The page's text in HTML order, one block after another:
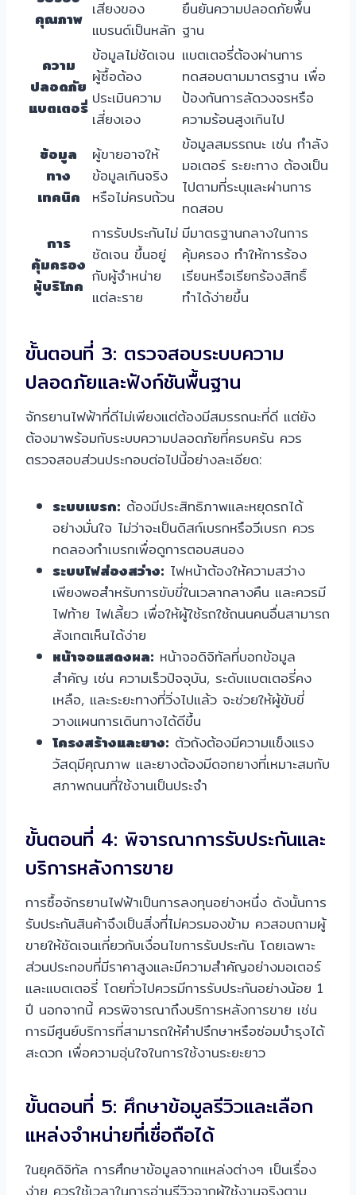
คุณภาพ เสียงของ
แบรนด์เป็นหลัก
ยืนยันความปลอดภัยพื้น
ฐาน
ความ
ปลอดภัย
แบตเตอรี่
ข้อมูลไม่ชัดเจน
ผู้ซื้อต้อง
ประเมินความ
เสี่ยงเอง
แบตเตอรี่ต้องผ่านการ
ทดสอบตามมาตรฐาน เพื่อ
ป้องกันการลัดวงจรหรือ
ความร้อนสูงเกินไป
ข้อมูล
ทาง
เทคนิค
ผู้ขายอาจให้
ข้อมูลเกินจริง
หรือไม่ครบถ้วน
ข้อมูลสมรรถนะ เช่น กำลัง
มอเตอร์ ระยะทาง ต้องเป็น
ไปตามที่ระบุและผ่านการ
ทดสอบ
การ
คุ้มครอง
ผู้บริโภค
การรับประกันไม่
ชัดเจน ขึ้นอยู่
กับผู้จำหน่าย
แต่ละราย
มีมาตรฐานกลางในการ
คุ้มครอง ทำให้การร้อง
เรียนหรือเรียกร้องสิทธิ์
ทำได้ง่ายขึ้น
ขั้นตอนที่ 3: ตรวจสอบระบบความ
ปลอดภัยและฟังก์ชันพื้นฐาน
จักรยานไฟฟ้าที่ดีไม่เพียงแต่ต้องมีสมรรถนะที่ดี แต่ยัง
ต้องมาพร้อมกับระบบความปลอดภัยที่ครบครัน ควร
ตรวจสอบส่วนประกอบต่อไปนี้อย่างละเอียด:
ระบบเบรก: ต้องมีประสิทธิภาพและหยุดรถได้
อย่างมั่นใจ ไม่ว่าจะเป็นดิสก์เบรกหรือวีเบรก ควร
ทดลองกำเบรกเพื่อดูการตอบสนอง
ระบบไฟส่องสว่าง: ไฟหน้าต้องให้ความสว่าง
เพียงพอสำหรับการขับขี่ในเวลากลางคืน และควรมี
ไฟท้าย ไฟเลี้ยว เพื่อให้ผู้ใช้รถใช้ถนนคนอื่นสามารถ
สังเกตเห็นได้ง่าย
หน้าจอแสดงผล: หน้าจอดิจิทัลที่บอกข้อมูล
สำคัญ เช่น ความเร็วปัจจุบัน, ระดับแบตเตอรี่คง
เหลือ, และระยะทางที่วิ่งไปแล้ว จะช่วยให้ผู้ขับขี่
วางแผนการเดินทางได้ดีขึ้น
โครงสร้างและยาง: ตัวถังต้องมีความแข็งแรง
วัสดุมีคุณภาพ และยางต้องมีดอกยางที่เหมาะสมกับ
สภาพถนนที่ใช้งานเป็นประจำ
ขั้นตอนที่ 4: พิจารณาการรับประกันและ
บริการหลังการขาย
การซื้อจักรยานไฟฟ้าเป็นการลงทุนอย่างหนึ่ง ดังนั้นการ
รับประกันสินค้าจึงเป็นสิ่งที่ไม่ควรมองข้าม ควสอบถามผู้
ขายให้ชัดเจนเกี่ยวกับเงื่อนไขการรับประกัน โดยเฉพาะ
ส่วนประกอบที่มีราคาสูงและมีความสำคัญอย่างมอเตอร์
และแบตเตอรี่ โดยทั่วไปควรมีการรับประกันอย่างน้อย 1
ปี นอกจากนี้ ควรพิจารณาถึงบริการหลังการขาย เช่น
การมีศูนย์บริการที่สามารถให้คำปรึกษาหรือซ่อมบำรุงได้
สะดวก เพื่อความอุ่นใจในการใช้งานระยะยาว
ขั้นตอนที่ 5: ศึกษาข้อมูลรีวิวและเลือก
แหล่งจำหน่ายที่เชื่อถือได้
ในยุคดิจิทัล การศึกษาข้อมูลจากแหล่งต่างๆ เป็นเรื่อง
ง่าย ควรใช้เวลาในการอ่านรีวิวจากผู้ใช้งานจริงตาม